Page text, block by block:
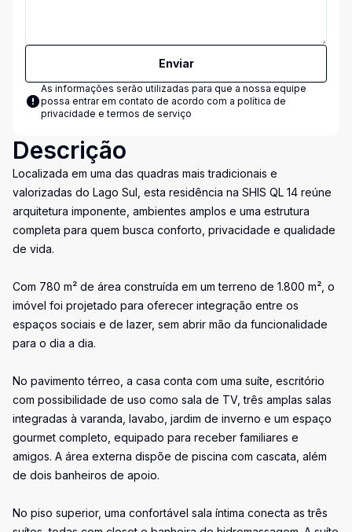
Enviar
As informações serão utilizadas para que a nossa equipe
possa entrar em contato de acordo com a política de
privacidade e termos de serviço
Descrição
Localizada em uma das quadras mais tradicionais e
valorizadas do Lago Sul, esta residência na SHIS QL 14 reúne
arquitetura imponente, ambientes amplos e uma estrutura
completa para quem busca conforto, privacidade e qualidade
de vida.
Com 780 m² de área construída em um terreno de 1.800 m², o
imóvel foi projetado para oferecer integração entre os
espaços sociais e de lazer, sem abrir mão da funcionalidade
para o dia a dia.
No pavimento térreo, a casa conta com uma suíte, escritório
com possibilidade de uso como sala de TV, três amplas salas
integradas à varanda, lavabo, jardim de inverno e um espaço
gourmet completo, equipado para receber familiares e
amigos. A área externa dispõe de piscina com cascata, além
de dois banheiros de apoio.
No piso superior, uma confortável sala íntima conecta as três